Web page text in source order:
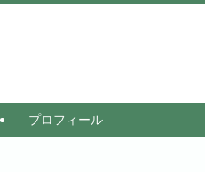
プロフィール